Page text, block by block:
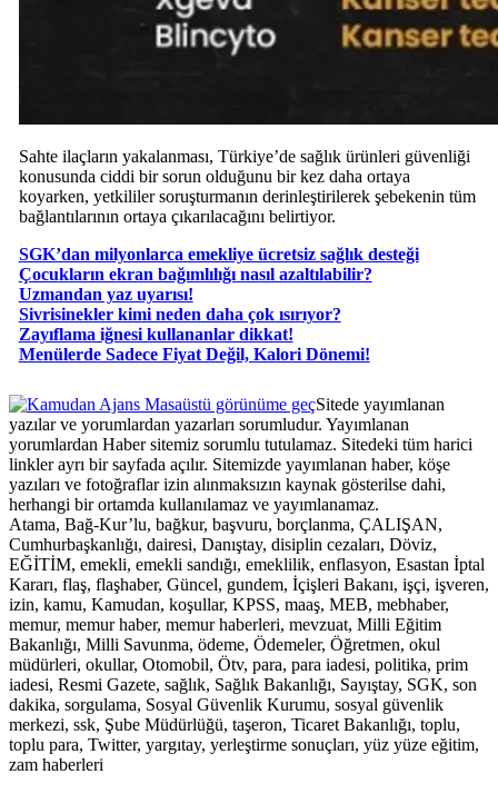
Sahte ilaçların yakalanması, Türkiye’de sağlık ürünleri güvenliği
konusunda ciddi bir sorun olduğunu bir kez daha ortaya
koyarken, yetkililer soruşturmanın derinleştirilerek şebekenin tüm
bağlantılarının ortaya çıkarılacağını belirtiyor.
SGK’dan milyonlarca emekliye ücretsiz sağlık desteği
Çocukların ekran bağımlılığı nasıl azaltılabilir?
Uzmandan yaz uyarısı!
Sivrisinekler kimi neden daha çok ısırıyor?
Zayıflama iğnesi kullananlar dikkat!
​Menülerde Sadece Fiyat Değil, Kalori Dönemi!
Masaüstü görünüme geçSitede yayımlanan
yazılar ve yorumlardan yazarları sorumludur. Yayımlanan
yorumlardan Haber sitemiz sorumlu tutulamaz. Sitedeki tüm harici
linkler ayrı bir sayfada açılır. Sitemizde yayımlanan haber, köşe
yazıları ve fotoğraflar izin alınmaksızın kaynak gösterilse dahi,
herhangi bir ortamda kullanılamaz ve yayımlanamaz.
Atama, Bağ-Kur’lu, bağkur, başvuru, borçlanma, ÇALIŞAN,
Cumhurbaşkanlığı, dairesi, Danıştay, disiplin cezaları, Döviz,
EĞİTİM, emekli, emekli sandığı, emeklilik, enflasyon, Esastan İptal
Kararı, flaş, flaşhaber, Güncel, gundem, İçişleri Bakanı, işçi, işveren,
izin, kamu, Kamudan, koşullar, KPSS, maaş, MEB, mebhaber,
memur, memur haber, memur haberleri, mevzuat, Milli Eğitim
Bakanlığı, Milli Savunma, ödeme, Ödemeler, Öğretmen, okul
müdürleri, okullar, Otomobil, Ötv, para, para iadesi, politika, prim
iadesi, Resmi Gazete, sağlık, Sağlık Bakanlığı, Sayıştay, SGK, son
dakika, sorgulama, Sosyal Güvenlik Kurumu, sosyal güvenlik
merkezi, ssk, Şube Müdürlüğü, taşeron, Ticaret Bakanlığı, toplu,
toplu para, Twitter, yargıtay, yerleştirme sonuçları, yüz yüze eğitim,
zam haberleri